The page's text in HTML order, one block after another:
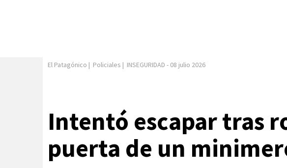
El Patagónico | Policiales | INSEGURIDAD - 08 julio 2026
Intentó escapar tras
puerta de un